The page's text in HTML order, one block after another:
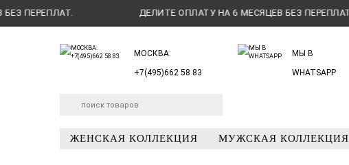
ДЕЛИТЕ ОПЛАТУ НА 6 МЕСЯЦЕВ БЕЗ ПЕРЕПЛАТ.
МОСКВА:
+7(495)662 58 83
МЫ В
WHATSAPP
ЖЕНСКАЯ КОЛЛЕКЦИЯ МУЖСКАЯ КОЛЛЕКЦИЯ